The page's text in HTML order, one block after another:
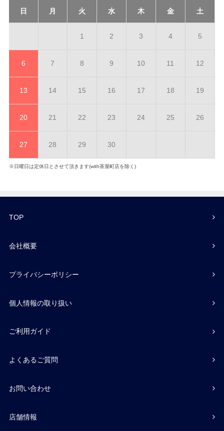
日 月 火 水 木 金 土
1 2 3 4 5
6 7 8 9 10 11 12
13 14 15 16 17 18 19
20 21 22 23 24 25 26
27 28 29 30
※日曜日は定休日とさせて頂きます(with茶屋町店を除く)
TOP
会社概要
プライバシーポリシー
個人情報の取り扱い
ご利用ガイド
よくあるご質問
お問い合わせ
店舗情報